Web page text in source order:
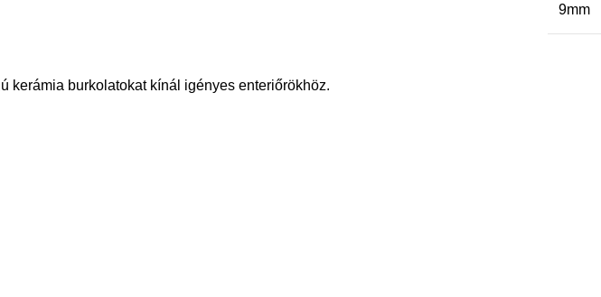
9mm
kerámia burkolatokat kínál igényes enteriőrökhöz.